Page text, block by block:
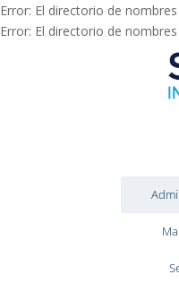
Error: El directorio de
Error: El directorio de